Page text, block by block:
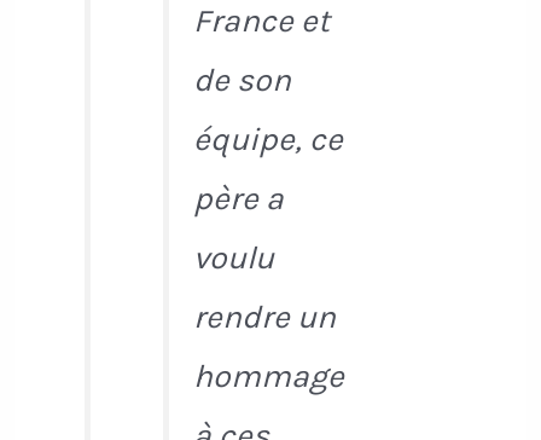
France et
de son
équipe, ce
père a
voulu
rendre un
hommage